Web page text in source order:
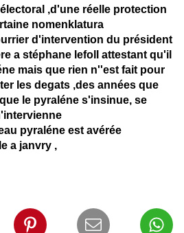
,d'une réelle protection
nomenklatura
d'intervention du président
a stéphane lefoll attestant qu'il
mais que rien n''est fait pour
les degats ,des années que
le pyraléne s'insinue, se
pyraléne est avérée
a janvry ,